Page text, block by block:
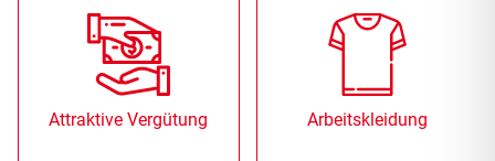
Attraktive Vergütung Arbeitskleidung